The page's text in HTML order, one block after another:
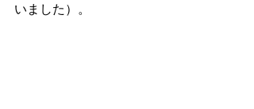
いました）。